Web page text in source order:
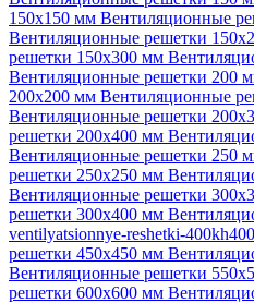
150х150 мм Вентиляционные
Вентиляционные решетки
решетки 150х300 мм
Вентиляционные решетки 200
200х200 мм Вентиляционные
Вентиляционные решетки
решетки 200х400 мм
Вентиляционные решетки 250
решетки 250х250 мм
Вентиляционные решетки
решетки 300х400 мм
ventilyatsionnye-reshetki-
решетки 450х450 мм
Вентиляционные решетки
решетки 600х600 мм